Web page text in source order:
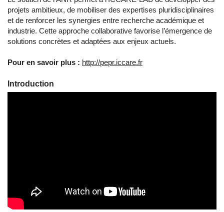
projets ambitieux, de mobiliser des expertises pluridisciplinaires
et de renforcer les synergies entre recherche académique et
industrie. Cette approche collaborative favorise l’émergence de
solutions concrètes et adaptées aux enjeux actuels.
Pour en savoir plus : http://pepr.iccare.fr
Introduction